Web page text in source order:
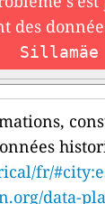
des
Sillamäe
fr/
data-